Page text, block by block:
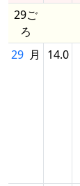
29ご
ろ
29 月 14.0